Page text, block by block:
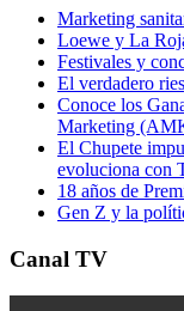
Marketing
Loewe y La
Festivales y
El verdadero
Conoce los
Marketing
El Chupete
evoluciona con
18 años de
Gen Z y la
Canal TV